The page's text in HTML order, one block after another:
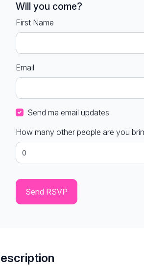
Will you come?
First Name
Email
Send me email updates
How many other people are you